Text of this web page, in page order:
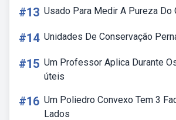
#13 Usado Para Medir A Pureza Do
#14 Unidades De Conservação
#15 Um Professor Aplica Durante
úteis
#16 Um Poliedro Convexo Tem 3
Lados